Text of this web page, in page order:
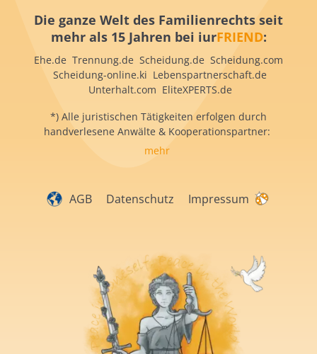
Die ganze Welt des Familienrechts seit
mehr als 15 Jahren bei iurFRIEND:
Ehe.de Trennung.de Scheidung.de Scheidung.com
Scheidung-online.ki Lebenspartnerschaft.de
Unterhalt.com EliteXPERTS.de
*) Alle juristischen Tätigkeiten erfolgen durch
handverlesene Anwälte & Kooperationspartner:
mehr
AGB Datenschutz Impressum